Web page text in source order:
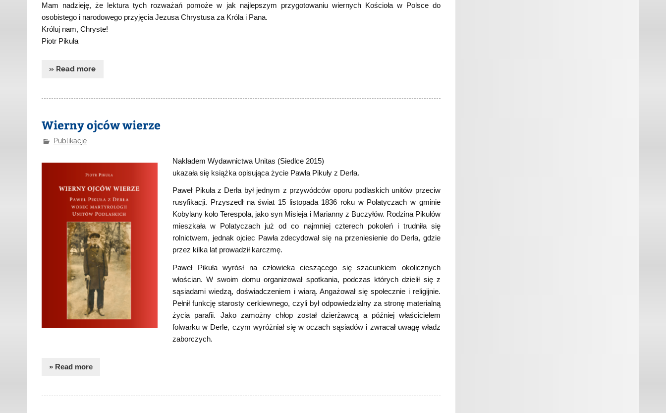
Mam nadzieję, że lektura tych rozważań pomoże w jak najlepszym przygotowaniu wiernych Kościoła w Polsce do
osobistego i narodowego przyjęcia Jezusa Chrystusa za Króla i Pana.
Króluj nam, Chryste!
Piotr Pikuła
» Read more
Wierny ojców wierze
Publikacje
Nakładem Wydawnictwa Unitas (Siedlce 2015)
ukazała się książka opisująca życie Pawła Pikuły z Derła.
Paweł Pikuła z Derła był jednym z przywódców oporu podlaskich unitów przeciw
rusyfikacji. Przyszedł na świat 15 listopada 1836 roku w Polatyczach w gminie
Kobylany koło Terespola, jako syn Misieja i Marianny z Buczyłów. Rodzina Pikułów
mieszkała w Polatyczach już od co najmniej czterech pokoleń i trudniła się
rolnictwem, jednak ojciec Pawła zdecydował się na przeniesienie do Derła, gdzie
przez kilka lat prowadził karczmę.
Paweł Pikuła wyrósł na człowieka cieszącego się szacunkiem okolicznych
włościan. W swoim domu organizował spotkania, podczas których dzielił się z
sąsiadami wiedzą, doświadczeniem i wiarą. Angażował się społecznie i religijnie.
Pełnił funkcję starosty cerkiewnego, czyli był odpowiedzialny za stronę materialną
życia parafii. Jako zamożny chłop został dzierżawcą a później właścicielem
folwarku w Derle, czym wyróżniał się w oczach sąsiadów i zwracał uwagę władz
zaborczych.
» Read more